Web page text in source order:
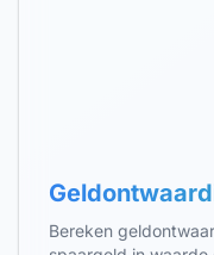
Bereken